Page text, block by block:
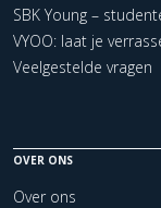
SBK Young –
VYOO: laat je
Veelgestelde vragen
OVER ONS
Over ons